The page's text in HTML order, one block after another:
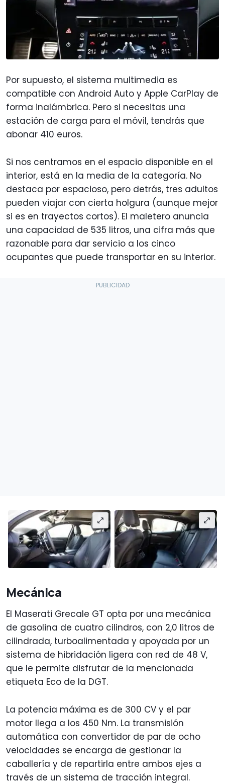
Por supuesto, el sistema multimedia es
compatible con Android Auto y Apple CarPlay de
forma inalámbrica. Pero si necesitas una
estación de carga para el móvil, tendrás que
abonar 410 euros.
Si nos centramos en el espacio disponible en el
interior, está en la media de la categoría. No
destaca por espacioso, pero detrás, tres adultos
pueden viajar con cierta holgura (aunque mejor
si es en trayectos cortos). El maletero anuncia
una capacidad de 535 litros, una cifra más que
razonable para dar servicio a los cinco
ocupantes que puede transportar en su interior.
Mecánica
El Maserati Grecale GT opta por una mecánica
de gasolina de cuatro cilindros, con 2,0 litros de
cilindrada, turboalimentada y apoyada por un
sistema de hibridación ligera con red de 48 V,
que le permite disfrutar de la mencionada
etiqueta Eco de la DGT.
La potencia máxima es de 300 CV y el par
motor llega a los 450 Nm. La transmisión
automática con convertidor de par de ocho
velocidades se encarga de gestionar la
caballería y de repartirla entre ambos ejes a
través de un sistema de tracción integral.